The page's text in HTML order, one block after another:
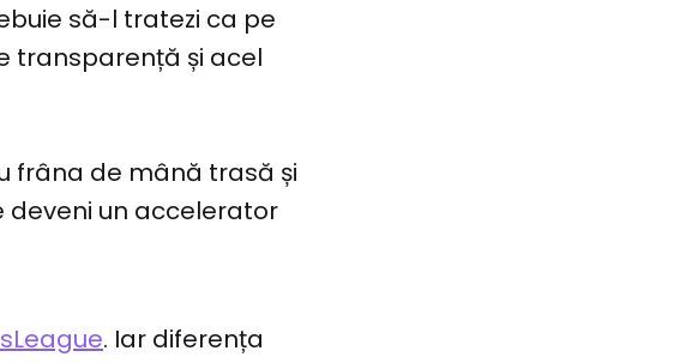
să-l tratezi ca pe
transparență și acel
frâna de mână trasă și
deveni un accelerator
. Iar diferența